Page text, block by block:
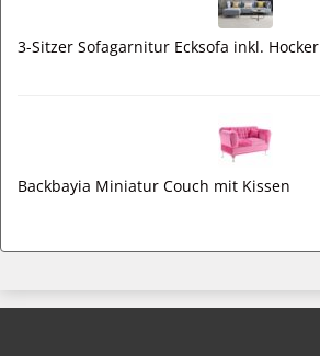
3-Sitzer Sofagarnitur Ecksofa inkl. Hocker
Backbayia Miniatur Couch mit Kissen